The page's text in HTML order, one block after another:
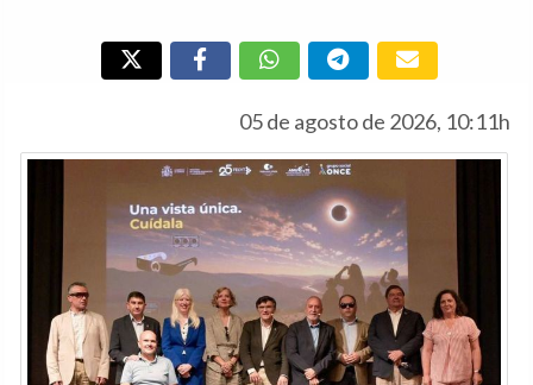
05 de agosto de 2026, 10:11h